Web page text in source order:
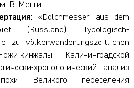
В. Менгин.
«Dolchmesser aus dem
(Russland). Typologisch-
zu völkerwanderungszeitlichen
кинжалы Калининградской
хронологический анализ
Великого переселения